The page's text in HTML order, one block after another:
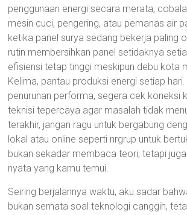
penggunaan energi secara merata;
mesin cuci, pengering, atau pemanas air
ketika panel surya sedang bekerja paling
rutin membersihkan panel setidaknya
efisiensi tetap tinggi meskipun debu kota
Kelima, pantau produksi energi setiap
penurunan performa, segera cek koneksi
teknisi tepercaya agar masalah tidak
terakhir, jangan ragu untuk bergabung
lokal atau online seperti nrgrup untuk
bukan sekadar membaca teori, tetapi
nyata yang kamu temui.
Seiring berjalannya waktu, aku sadar
bukan semata soal teknologi canggih,